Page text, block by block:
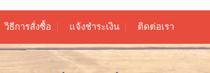
วิธีการสั่งซื้อ แจ้งชำระเงิน ติดต่อเรา